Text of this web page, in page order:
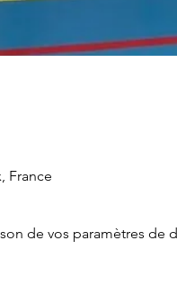
France
de vos paramètres de